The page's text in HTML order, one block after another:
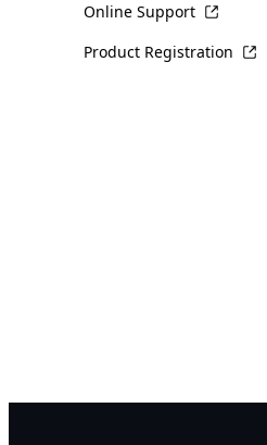
Online Support
Product Registration